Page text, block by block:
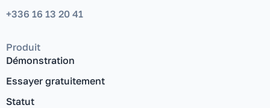
+336 16 13 20 41
Produit
Démonstration
Essayer gratuitement
Statut